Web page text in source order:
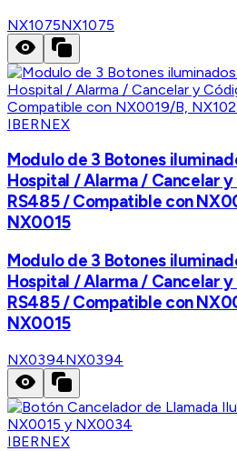
NX1075NX1075
IBERNEX
Modulo de 3 Botones
Hospital / Alarma / Cancelar
RS485 / Compatible con
NX0015
Modulo de 3 Botones
Hospital / Alarma / Cancelar
RS485 / Compatible con
NX0015
NX0394NX0394
IBERNEX